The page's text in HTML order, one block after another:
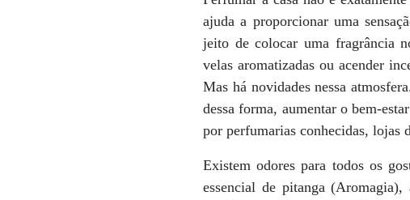
ajuda a proporcionar uma
jeito de colocar uma fragrância
velas aromatizadas ou acender
Mas há novidades nessa
dessa forma, aumentar o bem-
por perfumarias conhecidas, lojas
Existem odores para todos os
essencial de pitanga